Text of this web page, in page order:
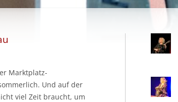
Marktplatz-
Und auf der
viel Zeit braucht, um